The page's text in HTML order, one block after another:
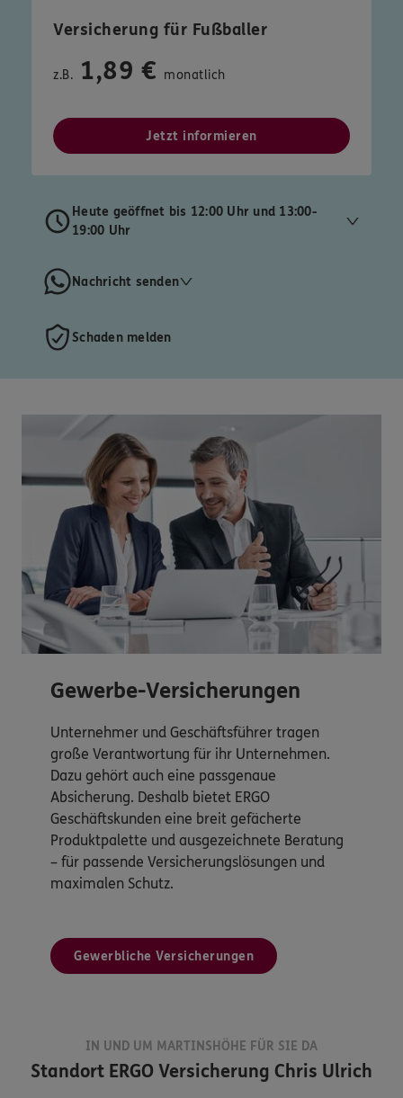
Versicherung für Fußballer
z.B. 1,89 € monatlich
Jetzt informieren
Heute geöffnet bis 12:00 Uhr und 13:00-
19:00 Uhr
Nachricht senden
Schaden melden
Gewerbe-Versicherungen
Unternehmer und Geschäftsführer tragen
große Verantwortung für ihr Unternehmen.
Dazu gehört auch eine passgenaue
Absicherung. Deshalb bietet ERGO
Geschäftskunden eine breit gefächerte
Produktpalette und ausgezeichnete Beratung
– für passende Versicherungslösungen und
maximalen Schutz.
Gewerbliche Versicherungen
IN UND UM MARTINSHÖHE FÜR SIE DA
Standort ERGO Versicherung Chris Ulrich